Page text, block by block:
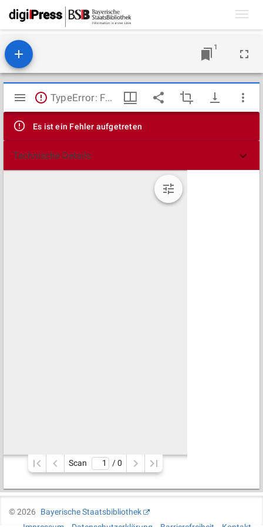
1
Mirador
Viewer
TypeError: Failed to fetch
Es ist ein Fehler aufgetreten
Technische Details
Scan / 0
©2026
Bayerische Staatsbibliothek